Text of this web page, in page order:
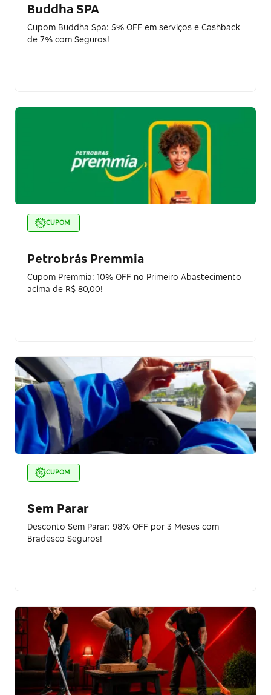
Buddha SPA
Cupom Buddha Spa: 5% OFF em serviços e Cashback
de 7% com Seguros!
CUPOM
Petrobrás Premmia
Cupom Premmia: 10% OFF no Primeiro Abastecimento
acima de R$ 80,00!
CUPOM
Sem Parar
Desconto Sem Parar: 98% OFF por 3 Meses com
Bradesco Seguros!